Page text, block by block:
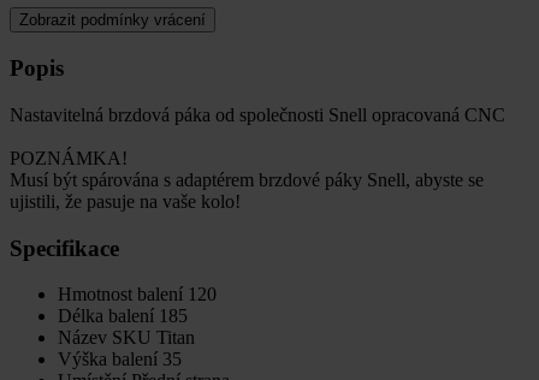
Zobrazit podmínky vrácení
Popis
Nastavitelná brzdová páka od společnosti Snell opracovaná CNC
POZNÁMKA!
Musí být spárována s adaptérem brzdové páky Snell, abyste se
ujistili, že pasuje na vaše kolo!
Specifikace
Hmotnost balení 120
Délka balení 185
Název SKU Titan
Výška balení 35